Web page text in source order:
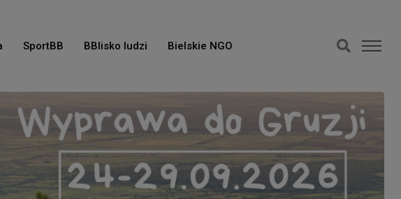
SportBB BBlisko ludzi Bielskie NGO